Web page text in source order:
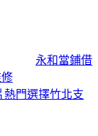
永和當鋪借
熱門選擇竹北支